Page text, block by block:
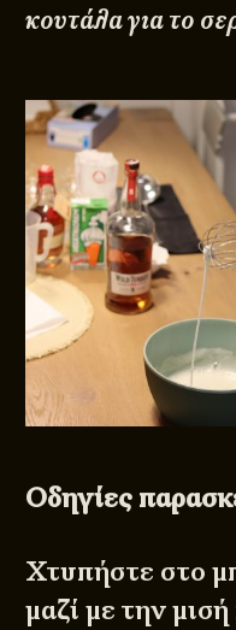
κουτάλα για το
Οδηγίες
Χτυπήστε στο
μαζί με την